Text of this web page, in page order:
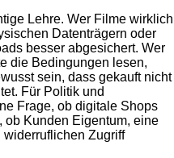
Lehre. Wer Filme wirklich
Datenträgern oder
besser abgesichert. Wer
die Bedingungen lesen,
sein, dass gekauft nicht
Für Politik und
Frage, ob digitale Shops
ob Kunden Eigentum, eine
Zugriff